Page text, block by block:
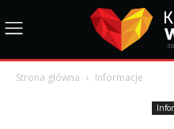
Strona główna Informacje